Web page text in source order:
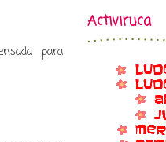
para
Activiruca